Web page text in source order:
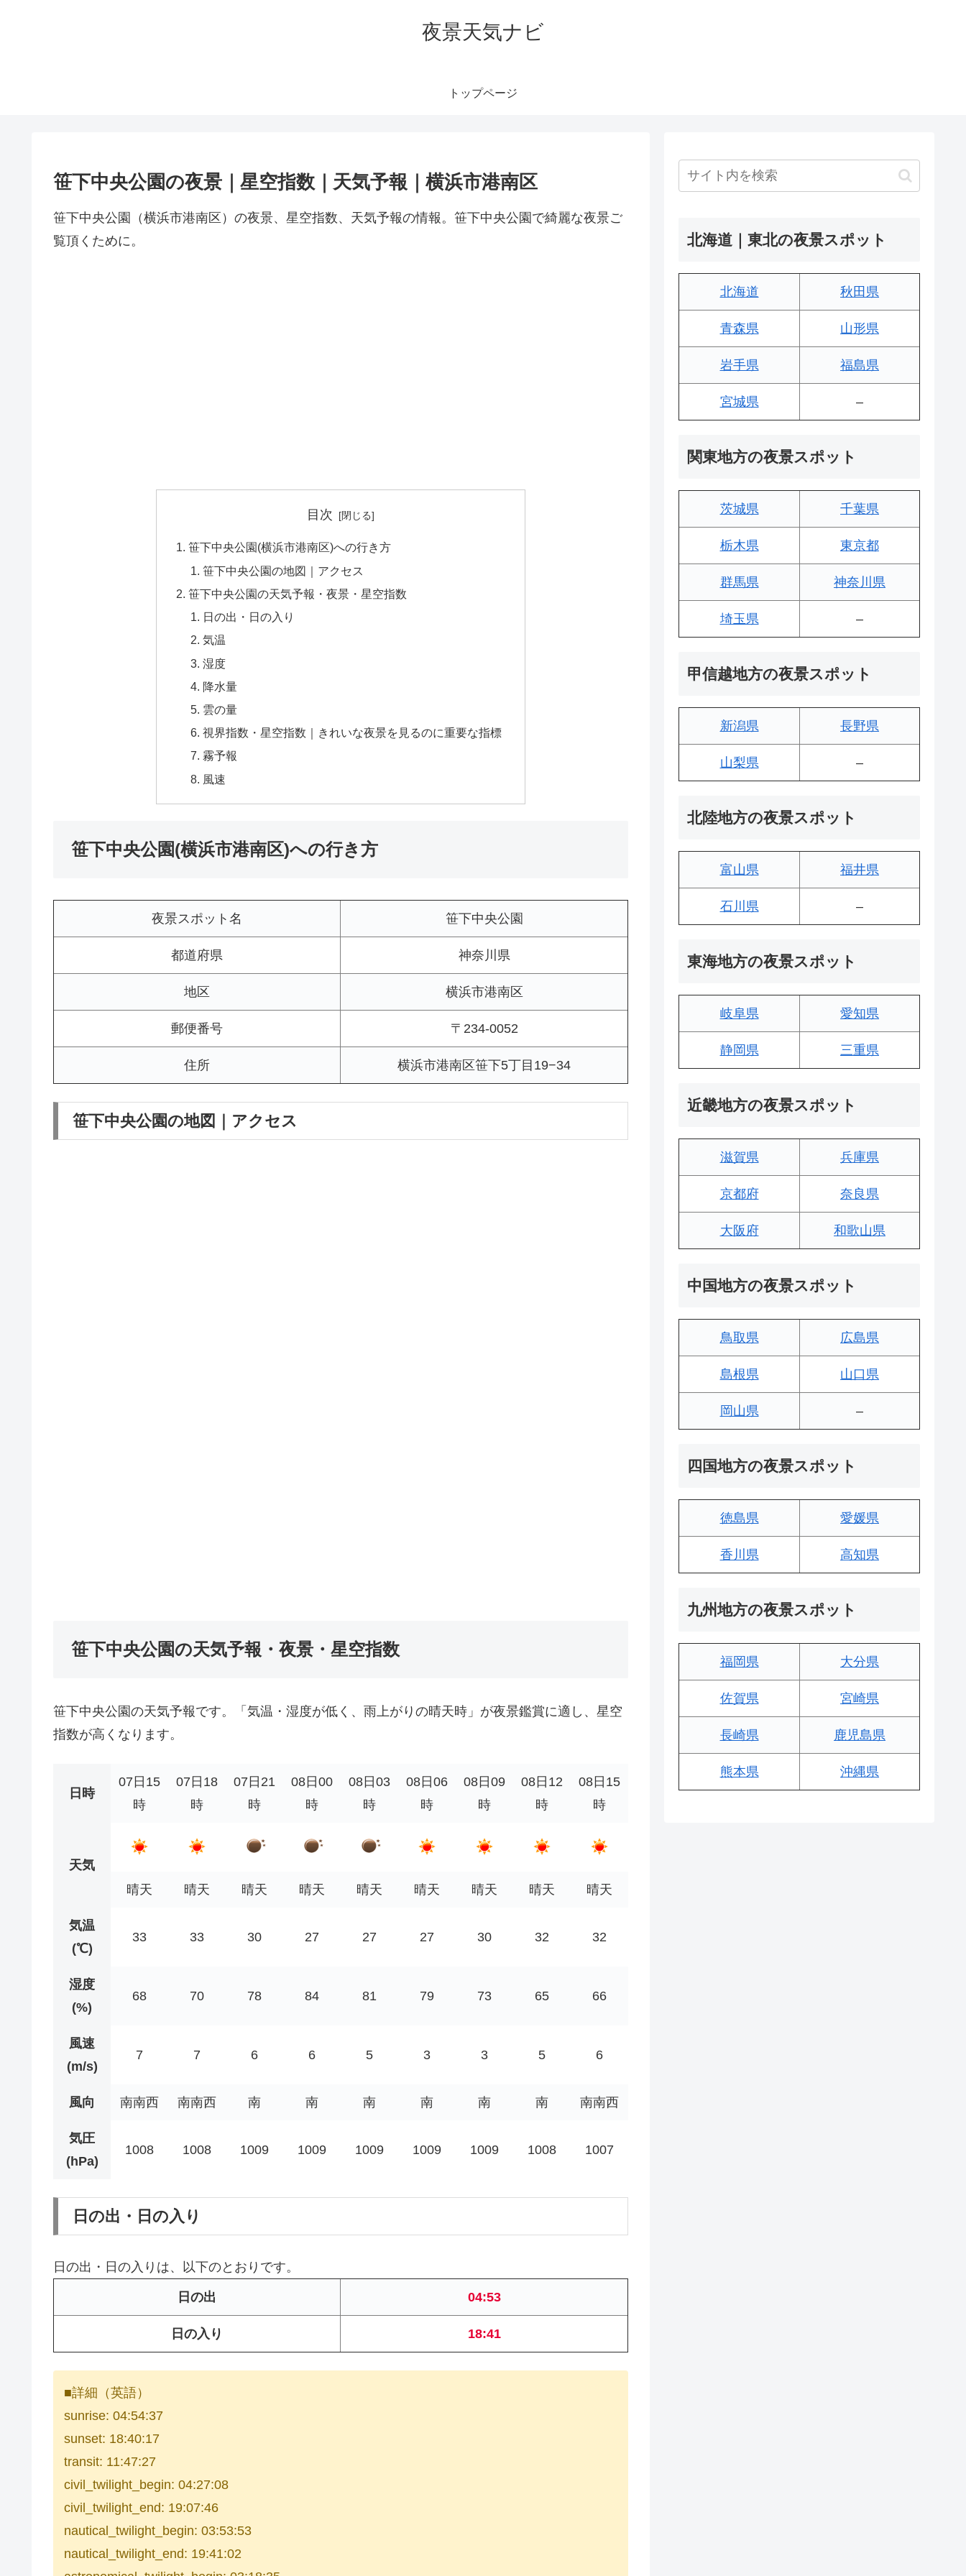
夜景天気ナビ
トップページ
笹下中央公園の夜景｜星空指数｜天気予報｜横浜市港南区
笹下中央公園（横浜市港南区）の夜景、星空指数、天気予報の情報。笹下中央公園で綺麗な夜景ご
覧頂くために。
目次
笹下中央公園(横浜市港南区)への行き方
笹下中央公園の地図｜アクセス
笹下中央公園の天気予報・夜景・星空指数
日の出・日の入り
気温
湿度
降水量
雲の量
視界指数・星空指数｜きれいな夜景を見るのに重要な指標
霧予報
風速
笹下中央公園(横浜市港南区)への行き方
夜景スポット名 笹下中央公園
都道府県 神奈川県
地区 横浜市港南区
郵便番号 〒234-0052
住所 横浜市港南区笹下5丁目19−34
笹下中央公園の地図｜アクセス
笹下中央公園の天気予報・夜景・星空指数
笹下中央公園の天気予報です。「気温・湿度が低く、雨上がりの晴天時」が夜景鑑賞に適し、星空
指数が高くなります。
日時
07日15
時
07日18
時
07日21
時
08日00
時
08日03
時
08日06
時
08日09
時
08日12
時
08日15
時
天気
晴天
晴天 晴天 晴天 晴天 晴天 晴天 晴天 晴天
気温
(℃)
33 33 30 27 27 27 30 32 32
湿度
(%)
68 70 78 84 81 79 73 65 66
風速
(m/s)
7 7 6 6 5 3 3 5 6
風向 南南西 南南西 南 南 南 南 南 南 南南西
気圧
(hPa)
1008 1008 1009 1009 1009 1009 1009 1008 1007
日の出・日の入り
日の出・日の入りは、以下のとおりです。
日の出 04:53
日の入り 18:41
■詳細（英語）
sunrise: 04:54:37
sunset: 18:40:17
transit: 11:47:27
civil_twilight_begin: 04:27:08
civil_twilight_end: 19:07:46
nautical_twilight_begin: 03:53:53
nautical_twilight_end: 19:41:02
北海道｜東北の夜景スポット
北海道 秋田県
青森県 山形県
岩手県 福島県
宮城県 –
関東地方の夜景スポット
茨城県 千葉県
栃木県 東京都
群馬県 神奈川県
埼玉県 –
甲信越地方の夜景スポット
新潟県 長野県
山梨県 –
北陸地方の夜景スポット
富山県 福井県
石川県 –
東海地方の夜景スポット
岐阜県 愛知県
静岡県 三重県
近畿地方の夜景スポット
滋賀県 兵庫県
京都府 奈良県
大阪府 和歌山県
中国地方の夜景スポット
鳥取県 広島県
島根県 山口県
岡山県 –
四国地方の夜景スポット
徳島県 愛媛県
香川県 高知県
九州地方の夜景スポット
福岡県 大分県
佐賀県 宮崎県
長崎県 鹿児島県
熊本県 沖縄県